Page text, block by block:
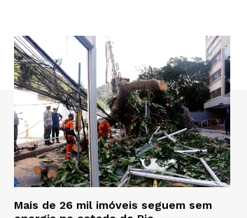
Mais de 26 mil imóveis seguem sem